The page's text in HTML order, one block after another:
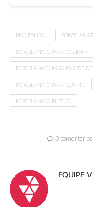
PISO POLIDO
PORCELANATO PARA COZINHA
PORCELANATO PARA PAREDE
PORCELANATO PARA QUARTO
PORCELANATO RÚSTICO
0 comentários
EQUIPE